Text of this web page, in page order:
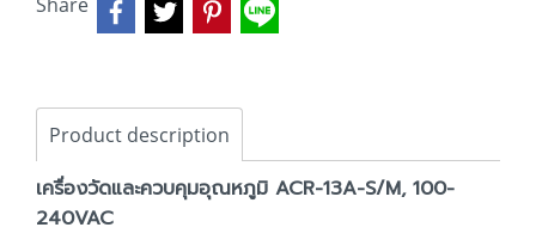
Product description
เครื่องวัดและควบคุมอุณหภูมิ ACR-13A-S/M, 100-
240VAC